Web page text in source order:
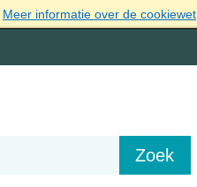
Meer informatie over de cookiewet